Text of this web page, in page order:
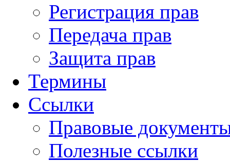
Регистрация прав
Передача прав
Защита прав
Термины
Cсылки
Правовые
Полезные ссылки